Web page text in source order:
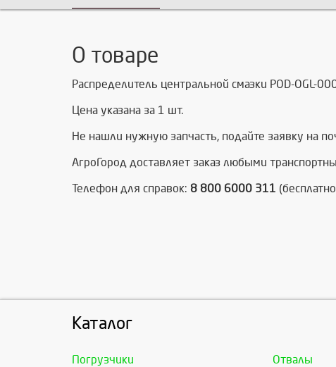
О товаре
Распределитель центральной смазки POD-OGL-
Цена указана за 1 шт.
Не нашли нужную запчасть, подайте заявку на
АгроГород доставляет заказ любыми
Телефон для справок: 8 800 6000 311
Каталог
Погрузчики Отвалы